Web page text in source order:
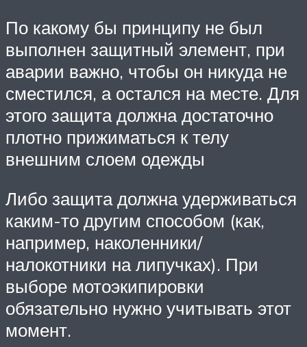
По какому бы принципу не был
выполнен защитный элемент, при
аварии важно, чтобы он никуда не
сместился, а остался на месте. Для
этого защита должна достаточно
плотно прижиматься к телу
внешним слоем одежды
Либо защита должна удерживаться
каким-то другим способом (как,
например, наколенники/
налокотники на липучках). При
выборе мотоэкипировки
обязательно нужно учитывать этот
момент.